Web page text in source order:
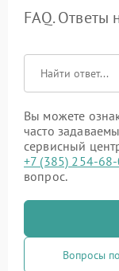
FAQ. Ответы
Вы можете
часто
сервисный
+7 (385) 254-
вопрос.
Вопросы